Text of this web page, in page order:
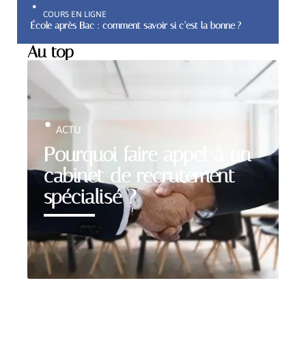
COURS EN LIGNE
École après Bac : comment savoir si c’est la bonne ?
Au top
Pourquoi faire appel à un
cabinet de recrutement
spécialisé ?
ACTU